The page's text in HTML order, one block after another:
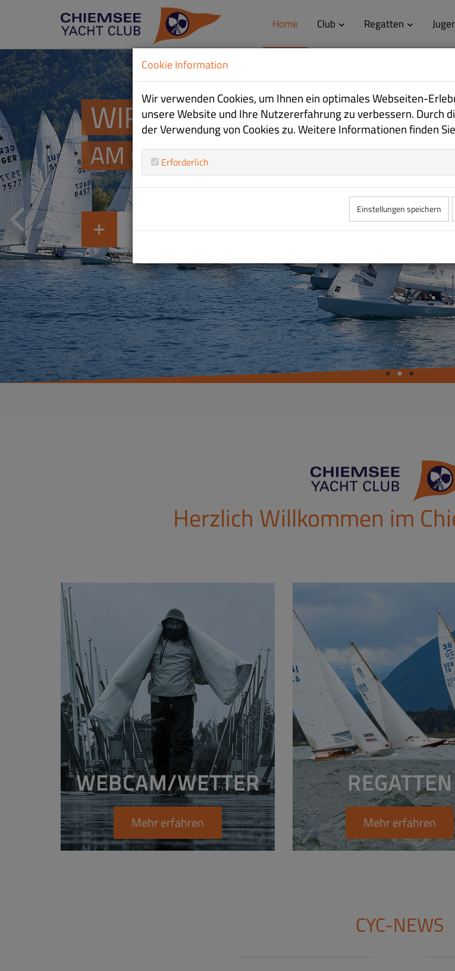
Home Club Regatten
WIR SIND SEGELSPORT
AM CHIEMSEE
ZUR JUGEND
WIR SIND SEGELSPORT
AM CHIEMSEE
ZUR CLUBINFO
WIR SIND SEGELSPORT
AM CHIEMSEE
ZU DEN REGATTEN
Herzlich Willkommen im
WEBCAM/WETTER
Mehr erfahren
REGATTEN
Mehr erfahren
CYC-NEWS
Cookie Information
Wir verwenden Cookies, um Ihnen ein optimales Webseiten-
unsere Website und Ihre Nutzererfahrung zu verbessern. Durch
der Verwendung von Cookies zu. Weitere Informationen finden
Erforderlich
Einstellungen speichern